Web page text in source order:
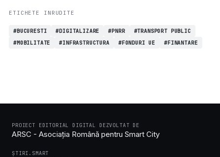
ETICHETE INRUDITE
#BUCURESTI #DIGITALIZARE #PNRR
#TRANSPORT PUBLIC
#MOBILITATE
#INFRASTRUCTURA #FONDURI UE #FINANTARE
PROIECT EDITORIAL DIGITAL DEZVOLTAT DE
ARSC - Asociația Română pentru Smart City
ȘTIRI.SMART